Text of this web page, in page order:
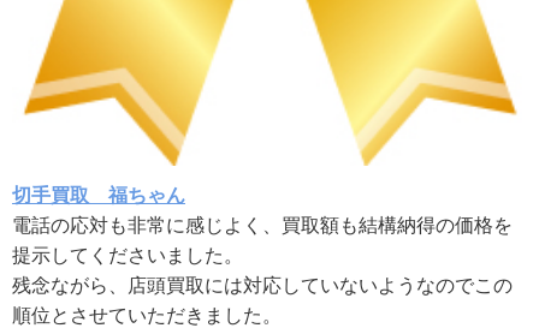
切手買取 福ちゃん
電話の応対も非常に感じよく、買取額も結構納得の価格を
提示してくださいました。
残念ながら、店頭買取には対応していないようなのでこの
順位とさせていただきました。